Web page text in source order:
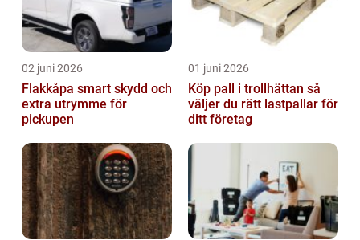
02 juni 2026
Flakkåpa smart skydd och
extra utrymme för
pickupen
01 juni 2026
Köp pall i trollhättan så
väljer du rätt lastpallar för
ditt företag